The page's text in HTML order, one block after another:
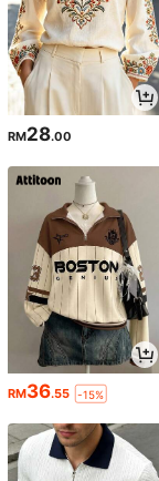
RM28.00
RM36.55 -15%